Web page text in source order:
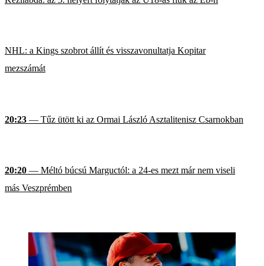
NHL: a Kings szobrot állít és visszavonultatja Kopitar
mezszámát
20:23 — Tűz ütött ki az Ormai László Asztalitenisz Csarnokban
20:20 — Méltó búcsú Marguctól: a 24-es mezt már nem viseli
más Veszprémben